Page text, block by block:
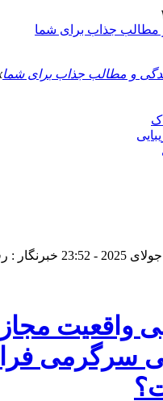
خبرنگار :
واقعیت
سرگرمی فرا